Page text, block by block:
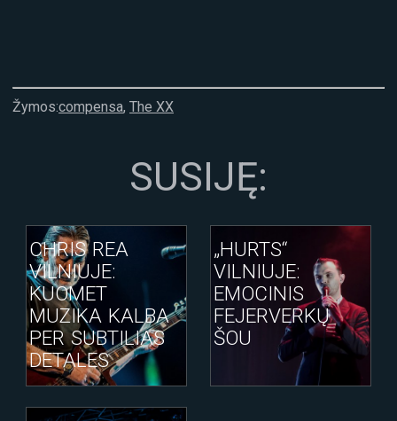
Žymos:compensa, The XX
SUSIJĘ:
CHRIS REA
VILNIUJE:
KUOMET
MUZIKA KALBA
PER SUBTILIAS
DETALES
„HURTS“
VILNIUJE:
EMOCINIS
FEJERVERKŲ
ŠOU